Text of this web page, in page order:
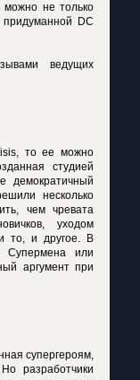
не только
придуманной DC
ведущих
то ее можно
студией
демократичный
несколько
чем чревата
уходом
и то, и другое. В
или
аргумент при
супергероям,
разработчики